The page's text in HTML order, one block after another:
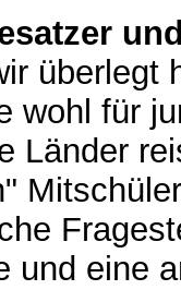
überlegt
wohl für
Länder
und eine